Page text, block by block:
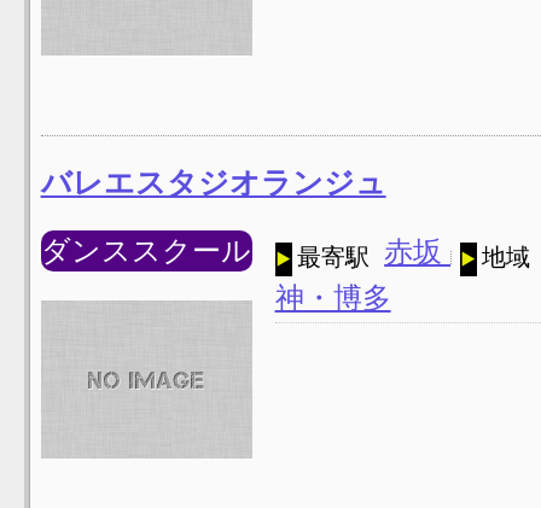
バレエスタジオランジュ
ダンススクール 最寄駅 赤坂 地域
神・博多